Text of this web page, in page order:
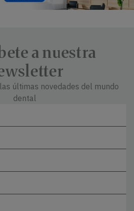
a nuestra
últimas novedades del mundo
dental